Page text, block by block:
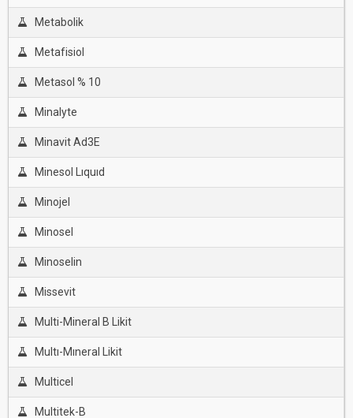
Metabolik
Metafisiol
Metasol % 10
Minalyte
Minavit Ad3E
Minesol Lıquıd
Minojel
Minosel
Minoselin
Missevit
Multi-Mineral B Likit
Multı-Mıneral Likit
Multicel
Multitek-B